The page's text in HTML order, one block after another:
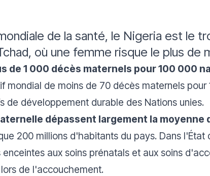
de la santé, le Nigeria est le
où une femme risque le plus de
de 1 000 décès maternels pour 100 000
mondial de moins de 70 décès maternels
de développement durable des Nations unies.
dépassent largement la moyenne
200 millions d'habitants du pays. Dans
aux soins prénatals et aux soins
de l'accouchement.